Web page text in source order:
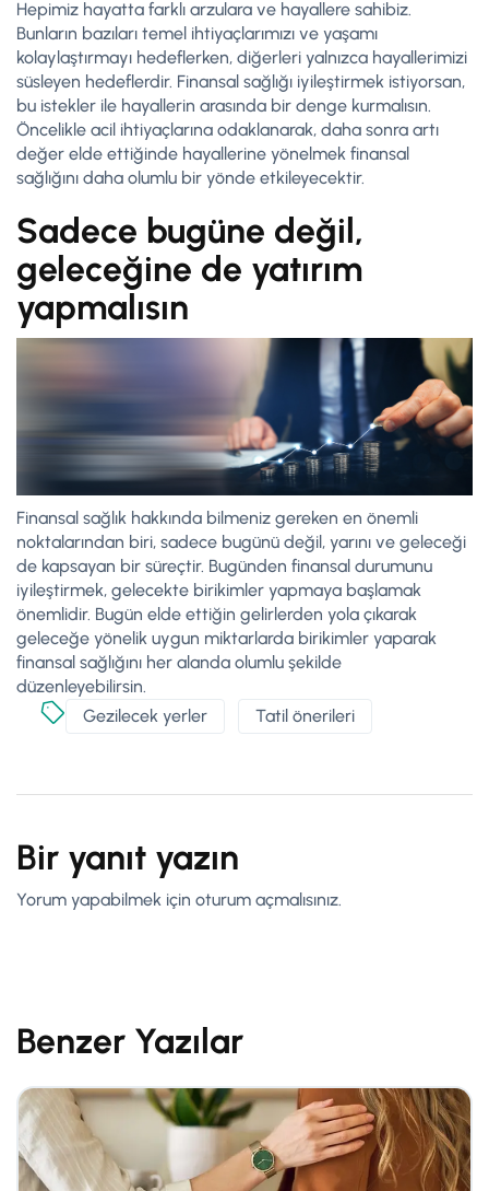
Hepimiz hayatta farklı arzulara ve hayallere sahibiz.
Bunların bazıları temel ihtiyaçlarımızı ve yaşamı
kolaylaştırmayı hedeflerken, diğerleri yalnızca hayallerimizi
süsleyen hedeflerdir. Finansal sağlığı iyileştirmek istiyorsan,
bu istekler ile hayallerin arasında bir denge kurmalısın.
Öncelikle acil ihtiyaçlarına odaklanarak, daha sonra artı
değer elde ettiğinde hayallerine yönelmek finansal
sağlığını daha olumlu bir yönde etkileyecektir.
Sadece bugüne değil,
geleceğine de yatırım
yapmalısın
Finansal sağlık hakkında bilmeniz gereken en önemli
noktalarından biri, sadece bugünü değil, yarını ve geleceği
de kapsayan bir süreçtir. Bugünden finansal durumunu
iyileştirmek, gelecekte birikimler yapmaya başlamak
önemlidir. Bugün elde ettiğin gelirlerden yola çıkarak
geleceğe yönelik uygun miktarlarda birikimler yaparak
finansal sağlığını her alanda olumlu şekilde
düzenleyebilirsin.
Gezilecek yerler
Tatil önerileri
Bir yanıt yazın
Yorum yapabilmek için oturum açmalısınız.
Benzer Yazılar